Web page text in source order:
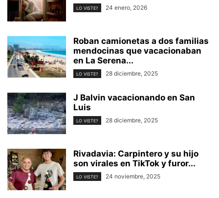
LO VISTE? 24 enero, 2026
Roban camionetas a dos familias
mendocinas que vacacionaban
en La Serena...
LO VISTE? 28 diciembre, 2025
J Balvin vacacionando en San
Luis
LO VISTE? 28 diciembre, 2025
Rivadavia: Carpintero y su hijo
son virales en TikTok y furor...
LO VISTE? 24 noviembre, 2025